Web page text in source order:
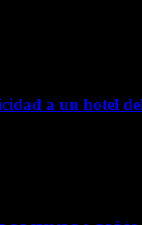
a un hotel